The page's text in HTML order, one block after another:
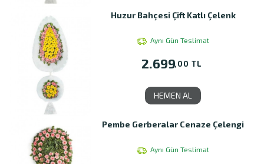
Huzur Bahçesi Çift Katlı Çelenk
Aynı Gün Teslimat
2.699,00 TL
HEMEN AL
Pembe Gerberalar Cenaze Çelengi
Aynı Gün Teslimat